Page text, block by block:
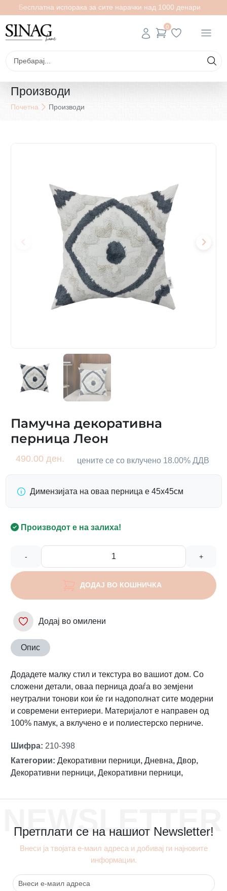
Бесплатна испорака за сите нарачки над 1000 денари
0
Производи
Почетна Производи
Памучна декоративна
перница Леон
490.00 ден. цените се со вклучено 18.00% ДДВ
Димензијата на оваа перница е 45х45см
Производот е на залиха!
- +
ДОДАЈ ВО КОШНИЧКА
Додај во омилени
Опис
Додадете малку стил и текстура во вашиот дом. Со
сложени детали, оваа перница доаѓа во земјени
неутрални тонови кои ќе ги надополнат сите модерни
и современи ентериери. Материјалот е направен од
100% памук, а вклучено е и полиестерско перниче.
Шифра: 210-398
Категории: Декоративни перници, Дневна, Двор,
Декоративни перници, Декоративни перници,
NEWSLETTER
Претплати се на нашиот Newsletter!
Внеси ја твојата е-маил адреса и добивај ги најновите
информации.